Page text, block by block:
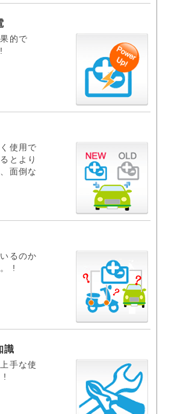
的で
使用で
とより
面倒な
るのか
!
識
上手な使
!